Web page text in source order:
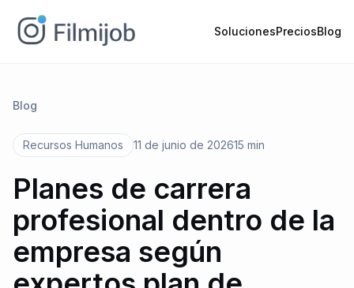
SolucionesPreciosBlog
Blog
Recursos Humanos 11 de junio de 202615 min
Planes de carrera
profesional dentro de la
empresa según